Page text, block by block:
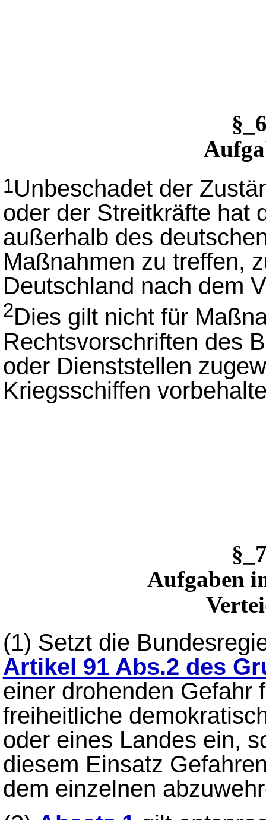
1Unbeschadet der
oder der Streitkräfte hat
außerhalb des
Maßnahmen zu treffen,
Deutschland nach dem
2Dies gilt nicht für
Rechtsvorschriften des
oder Dienststellen
Kriegsschiffen
Aufgaben
(1) Setzt die
Artikel 91 Abs.2 des
einer drohenden Gefahr
freiheitliche
oder eines Landes ein,
diesem Einsatz
dem einzelnen